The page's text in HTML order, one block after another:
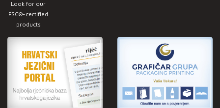
Look for our
FSC®-certified
products